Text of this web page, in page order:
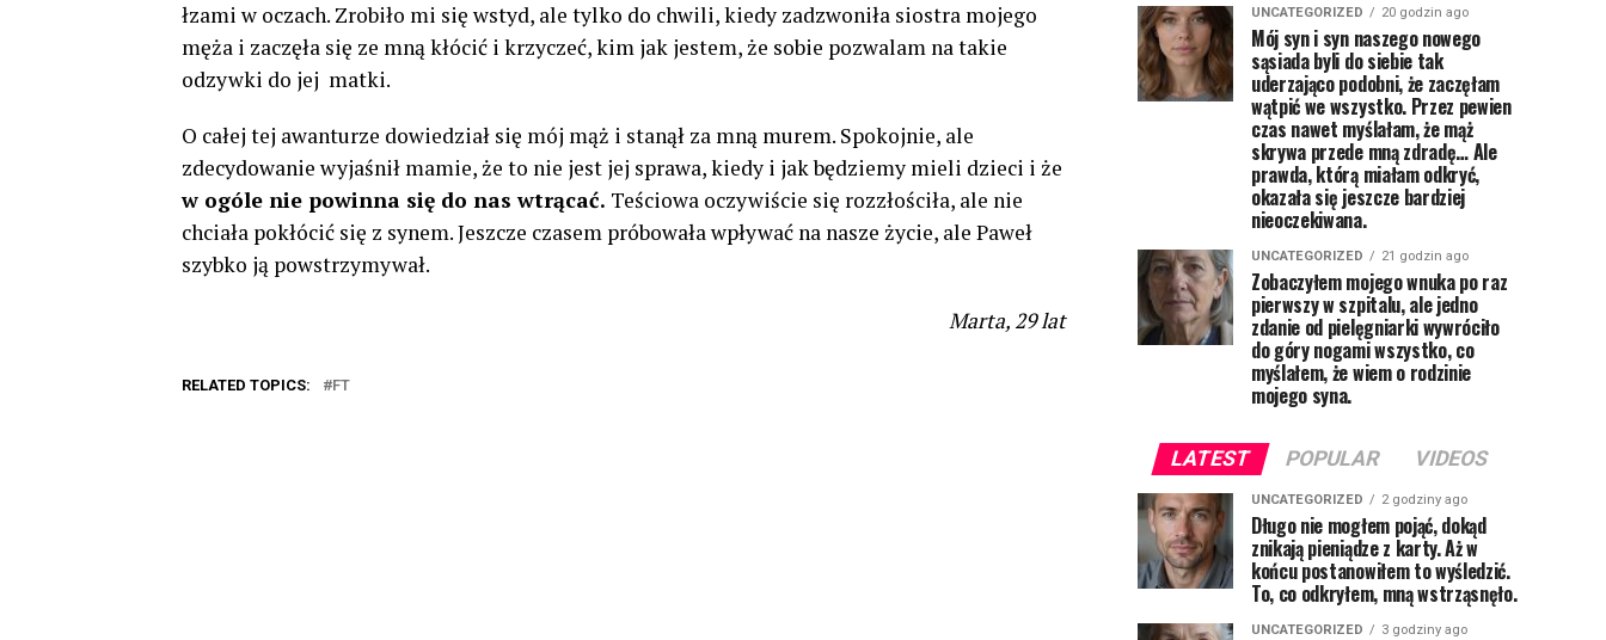
łzami w oczach. Zrobiło mi się wstyd, ale tylko do chwili, kiedy zadzwoniła siostra mojego
męża i zaczęła się ze mną kłócić i krzyczeć, kim jak jestem, że sobie pozwalam na takie
odzywki do jej matki.
O całej tej awanturze dowiedział się mój mąż i stanął za mną murem. Spokojnie, ale
zdecydowanie wyjaśnił mamie, że to nie jest jej sprawa, kiedy i jak będziemy mieli dzieci i że
w ogóle nie powinna się do nas wtrącać. Teściowa oczywiście się rozzłościła, ale nie
chciała pokłócić się z synem. Jeszcze czasem próbowała wpływać na nasze życie, ale Paweł
szybko ją powstrzymywał.
Marta, 29 lat
RELATED TOPICS: FT
UNCATEGORIZED 20 godzin ago
Mój syn i syn naszego nowego
sąsiada byli do siebie tak
uderzająco podobni, że zaczęłam
wątpić we wszystko. Przez pewien
czas nawet myślałam, że mąż
skrywa przede mną zdradę… Ale
prawda, którą miałam odkryć,
okazała się jeszcze bardziej
nieoczekiwana.
UNCATEGORIZED 21 godzin ago
Zobaczyłem mojego wnuka po raz
pierwszy w szpitalu, ale jedno
zdanie od pielęgniarki wywróciło
do góry nogami wszystko, co
myślałem, że wiem o rodzinie
mojego syna.
LATEST POPULAR VIDEOS
UNCATEGORIZED 2 godziny ago
Długo nie mogłem pojąć, dokąd
znikają pieniądze z karty. Aż w
końcu postanowiłem to wyśledzić.
To, co odkryłem, mną wstrząsnęło.
UNCATEGORIZED 3 godziny ago